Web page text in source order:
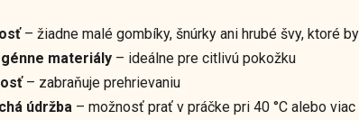
– žiadne malé gombíky, šnúrky ani hrubé švy, ktoré
materiály – ideálne pre citlivú pokožku
– zabraňuje prehrievaniu
údržba – možnosť prať v práčke pri 40 °C alebo viac